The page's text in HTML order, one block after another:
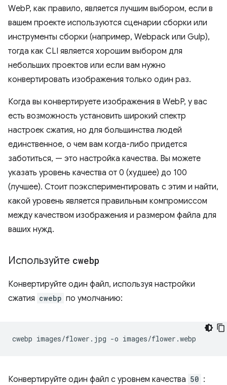
WebP, как правило, является лучшим выбором, если в
вашем проекте используются сценарии сборки или
инструменты сборки (например, Webpack или Gulp),
тогда как CLI является хорошим выбором для
небольших проектов или если вам нужно
конвертировать изображения только один раз.
Когда вы конвертируете изображения в WebP, у вас
есть возможность установить широкий спектр
настроек сжатия, но для большинства людей
единственное, о чем вам когда-либо придется
заботиться, — это настройка качества. Вы можете
указать уровень качества от 0 (худшее) до 100
(лучшее). Стоит поэкспериментировать с этим и найти,
какой уровень является правильным компромиссом
между качеством изображения и размером файла для
ваших нужд.
Используйте cwebp
Конвертируйте один файл, используя настройки
сжатия cwebp по умолчанию:
cwebp images/flower.jpg -o
Конвертируйте один файл с уровнем качества 50 :